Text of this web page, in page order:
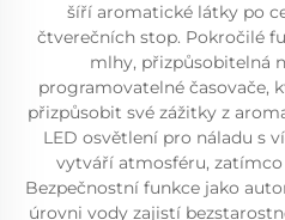
šíří aromatické látky po
čtverečních stop. Pokročilé
mlhy, přizpůsobitelná
programovatelné časovače,
přizpůsobit své zážitky z
LED osvětlení pro náladu s
vytváří atmosféru, zatímco
Bezpečnostní funkce jako
úrovni vody zajistí